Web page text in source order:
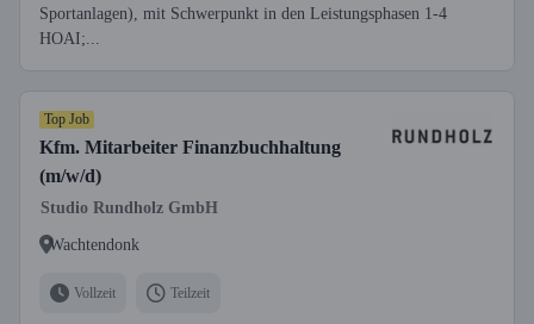
Sportanlagen), mit Schwerpunkt in den Leistungsphasen 1-4
HOAI;...
Top Job
Kfm. Mitarbeiter Finanzbuchhaltung
(m/w/d)
Studio Rundholz GmbH
Wachtendonk
Vollzeit Teilzeit